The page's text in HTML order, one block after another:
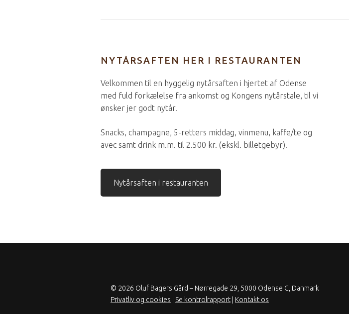
NYTÅRSAFTEN HER I RESTAURANTEN
Velkommen til en hyggelig nytårsaften i hjertet af Odense
med fuld forkælelse fra ankomst og Kongens nytårstale, til vi
ønsker jer godt nytår.
Snacks, champagne, 5-retters middag, vinmenu, kaffe/te og
avec samt drink m.m. til 2.500 kr. (ekskl. billetgebyr).
Nytårsaften i restauranten
© 2026 Oluf Bagers Gård – Nørregade 29, 5000 Odense C, Danmark
Privatliv og cookies
Se kontrolrapport Kontakt os